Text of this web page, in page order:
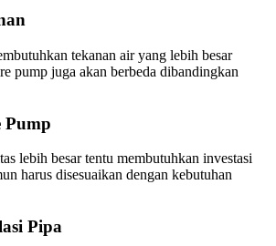
tekanan air yang lebih besar
pump juga akan berbeda dibandingkan
Pump
lebih besar tentu membutuhkan investasi
harus disesuaikan dengan kebutuhan
Pipa